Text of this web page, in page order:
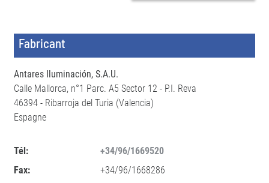
Fabricant
Antares Iluminación, S.A.U.
Calle Mallorca, n°1 Parc. A5 Sector 12 - P.I. Reva
46394 - Ribarroja del Turia (Valencia)
Espagne
Tél:
+34/96/1669520
Fax:
+34/96/1668286